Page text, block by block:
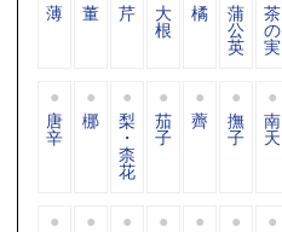
薄 董 芹 大
根
橘 蒲
公
英
茶
の
実
唐
辛
梛 梨
・
柰
花
茄
子
薺 撫
子
南
天